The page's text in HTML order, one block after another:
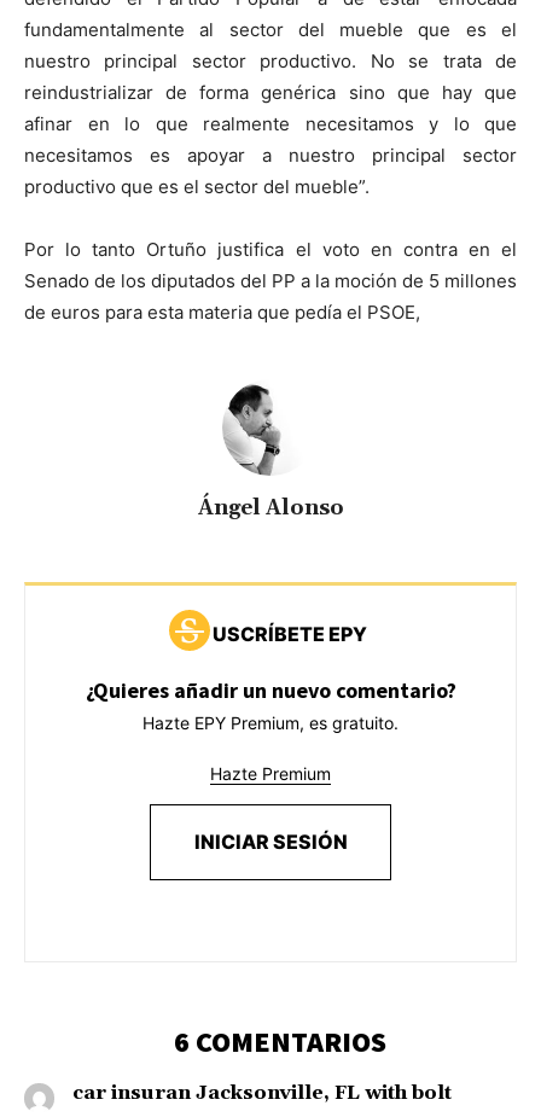
fundamentalmente al sector del mueble que es el
nuestro principal sector productivo. No se trata de
reindustrializar de forma genérica sino que hay que
afinar en lo que realmente necesitamos y lo que
necesitamos es apoyar a nuestro principal sector
productivo que es el sector del mueble”.
Por lo tanto Ortuño justifica el voto en contra en el
Senado de los diputados del PP a la moción de 5 millones
de euros para esta materia que pedía el PSOE,
Ángel Alonso
USCRÍBETE EPY
¿Quieres añadir un nuevo comentario?
Hazte EPY Premium, es gratuito.
Hazte Premium
INICIAR SESIÓN
6 COMENTARIOS
car insuran Jacksonville, FL with bolt